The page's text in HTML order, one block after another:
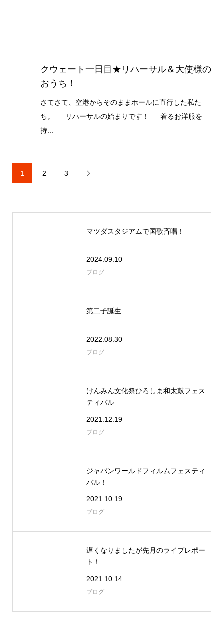
クウェート一日目★リハーサル＆大使様の
おうち！
さてさて、空港からそのままホールに直行した私た
ち。 リハーサルの始まりです！ 着るお洋服を
持...
1 2 3 
マツダスタジアムで国歌斉唱！
2024.09.10
ブログ
第二子誕生
2022.08.30
ブログ
けんみん文化祭ひろしま和太鼓フェス
ティバル
2021.12.19
ブログ
ジャパンワールドフィルムフェスティ
バル！
2021.10.19
ブログ
遅くなりましたが先月のライブレポー
ト！
2021.10.14
ブログ